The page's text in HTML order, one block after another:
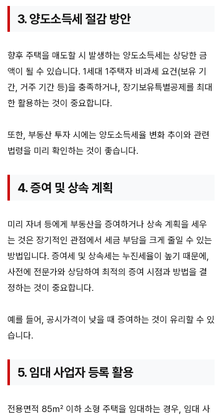
3. 양도소득세 절감 방안
향후 주택을 매도할 시 발생하는 양도소득세는 상당한 금
액이 될 수 있습니다. 1세대 1주택자 비과세 요건(보유 기
간, 거주 기간 등)을 충족하거나, 장기보유특별공제를 최대
한 활용하는 것이 중요합니다.
또한, 부동산 투자 시에는 양도소득세율 변화 추이와 관련
법령을 미리 확인하는 것이 좋습니다.
4. 증여 및 상속 계획
미리 자녀 등에게 부동산을 증여하거나 상속 계획을 세우
는 것은 장기적인 관점에서 세금 부담을 크게 줄일 수 있는
방법입니다. 증여세 및 상속세는 누진세율이 높기 때문에,
사전에 전문가와 상담하여 최적의 증여 시점과 방법을 결
정하는 것이 중요합니다.
예를 들어, 공시가격이 낮을 때 증여하는 것이 유리할 수 있
습니다.
5. 임대 사업자 등록 활용
전용면적 85㎡ 이하 소형 주택을 임대하는 경우, 임대 사